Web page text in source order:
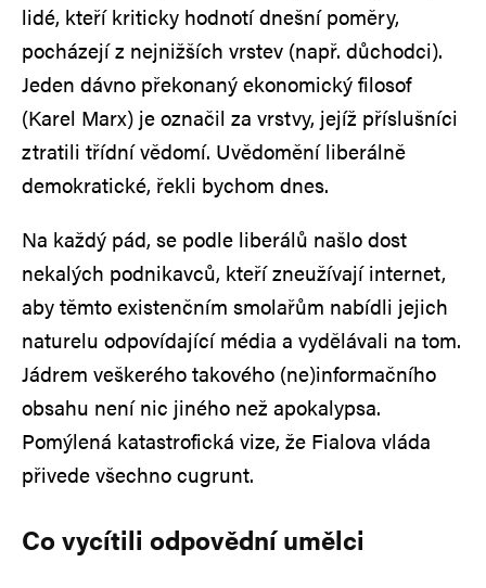
lidé, kteří kriticky hodnotí dnešní poměry,
pocházejí z nejnižších vrstev (např. důchodci).
Jeden dávno překonaný ekonomický filosof
(Karel Marx) je označil za vrstvy, jejíž příslušníci
ztratili třídní vědomí. Uvědomění liberálně
demokratické, řekli bychom dnes.
Na každý pád, se podle liberálů našlo dost
nekalých podnikavců, kteří zneužívají internet,
aby těmto existenčním smolařům nabídli jejich
naturelu odpovídající média a vydělávali na tom.
Jádrem veškerého takového (ne)informačního
obsahu není nic jiného než apokalypsa.
Pomýlená katastrofická vize, že Fialova vláda
přivede všechno cugrunt.
Co vycítili odpovědní umělci